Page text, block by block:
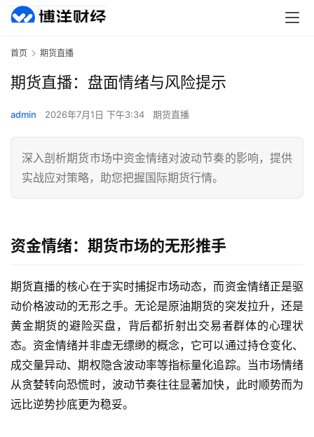
首页 期货直播
期货直播：盘面情绪与风险提示
admin 2026年7月1日 下午3:34 期货直播
深入剖析期货市场中资金情绪对波动节奏的影响，提供
实战应对策略，助您把握国际期货行情。
资金情绪：期货市场的无形推手
期货直播的核心在于实时捕捉市场动态，而资金情绪正是驱
动价格波动的无形之手。无论是原油期货的突发拉升，还是
黄金期货的避险买盘，背后都折射出交易者群体的心理状
态。资金情绪并非虚无缥缈的概念，它可以通过持仓变化、
成交量异动、期权隐含波动率等指标量化追踪。当市场情绪
从贪婪转向恐慌时，波动节奏往往显著加快，此时顺势而为
远比逆势抄底更为稳妥。